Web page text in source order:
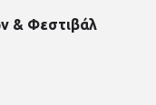
& Φεστιβάλ